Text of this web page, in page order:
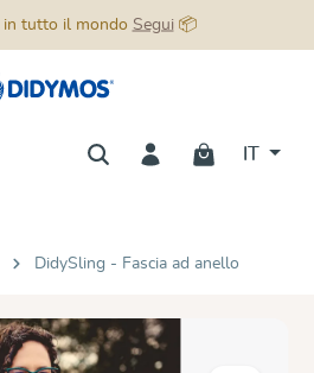
in tutto il mondo Segui📦
DidySling - Fascia ad anello